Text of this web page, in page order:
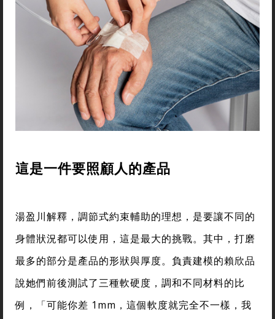
這是一件要照顧人的產品
湯盈川解釋，調節式約束輔助的理想，是要讓不同的
身體狀況都可以使用，這是最大的挑戰。其中，打磨
最多的部分是產品的形狀與厚度。負責建模的賴欣品
說她們前後測試了三種軟硬度，調和不同材料的比
例，「可能你差 1mm，這個軟度就完全不一樣，我